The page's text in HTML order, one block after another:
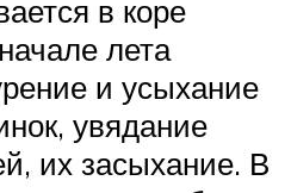
в коре
лета
и усыхание
увядание
их засыхание. В